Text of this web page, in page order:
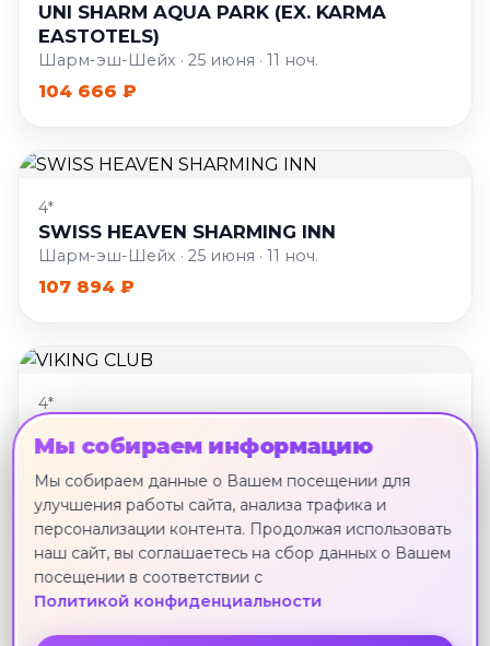
UNI SHARM AQUA PARK (EX. KARMA
EASTOTELS)
Шарм-эш-Шейх · 25 июня · 11 ноч.
104 666 ₽
4*
SWISS HEAVEN SHARMING INN
Шарм-эш-Шейх · 25 июня · 11 ноч.
107 894 ₽
4*
VIKING CLUB
Шарм-эш-Шейх · 25 июня · 11 ноч.
109 549 ₽
Другие направления
Мы собираем информацию
Мы собираем данные о Вашем посещении для
улучшения работы сайта, анализа трафика и
персонализации контента. Продолжая использовать
наш сайт, вы соглашаетесь на сбор данных о Вашем
посещении в соответствии с
Политикой конфиденциальности